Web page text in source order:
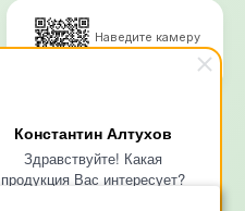
Константин Алтухов
Здравствуйте! Какая
продукция Вас интересует?
Наведите камеру
для перехода
© 2026, Типография "Графикс
Политика конфиденциальности